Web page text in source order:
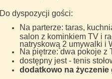
Do dyspozycji gości:
Na parterze: taras,
salon z kominkiem TV i
natryskową 2 umywalki i
Na piętrze: dwa pokoje z
dostępny jest - tenis
dodatkowo na życzenie